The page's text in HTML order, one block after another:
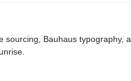
Bauhaus typography,